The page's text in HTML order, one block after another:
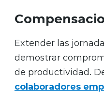
Extender las
demostrar
de productividad.
colaboradores